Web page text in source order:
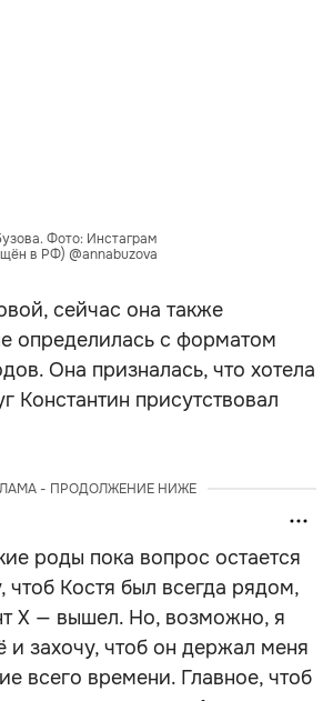
Фото: Инстаграм
в РФ) @annabuzova
сейчас она также
определилась с форматом
Она призналась, что хотела
Константин присутствовал
- ПРОДОЛЖЕНИЕ НИЖЕ
роды пока вопрос остается
чтоб Костя был всегда рядом,
X — вышел. Но, возможно, я
захочу, чтоб он держал меня
всего времени. Главное, чтоб